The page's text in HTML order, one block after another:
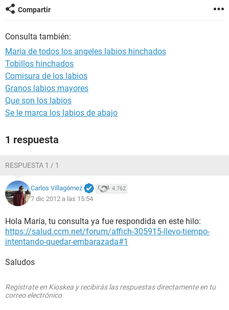
Compartir
Consulta también:
Maria de todos los angeles labios hinchados
Tobillos hinchados
Comisura de los labios
Granos labios mayores
Que son los labios
Se le marca los labios de abajo
1 respuesta
RESPUESTA 1 / 1
Carlos Villagómez 4.762
7 dic 2012 a las 15:54
Hola María, tu consulta ya fue respondida en este hilo:
https://salud.ccm.net/forum/affich-305915-llevo-tiempo-
intentando-quedar-embarazada#1
Saludos
Regístrate en Kioskea y recibirás las respuestas directamente en tu
correo electrónico